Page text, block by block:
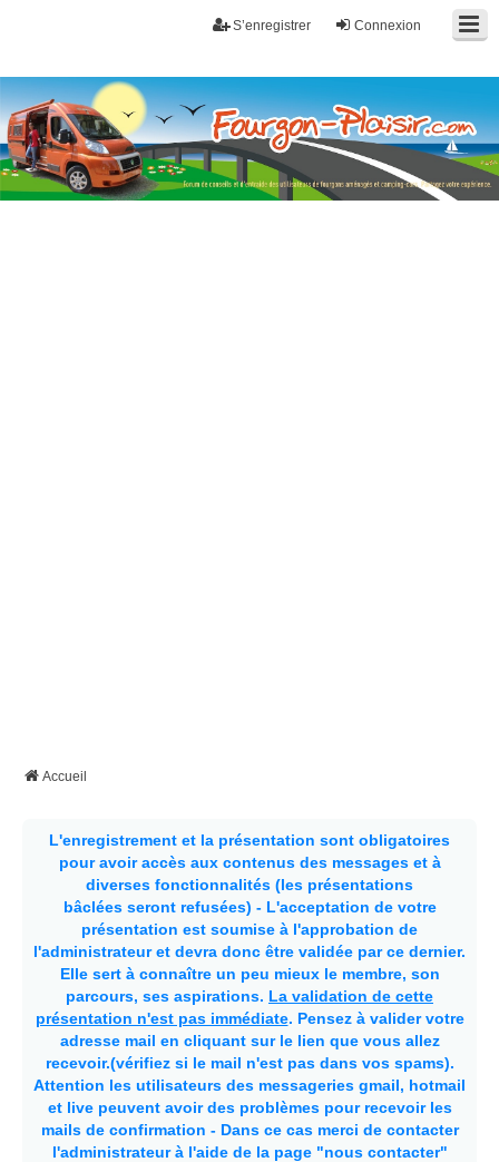
Connexion
S’enregistrer
Fourgon-plaisir.com
Forum de conseils et d'entraide des utilisateurs de fourgons, fourgons
aménagés, vans et de camping-car. Partagez votre expérience.
Accueil
L'enregistrement et la présentation sont obligatoires
pour avoir accès aux contenus des messages et à
diverses fonctionnalités (les présentations
bâclées seront refusées) - L'acceptation de votre
présentation est soumise à l'approbation de
l'administrateur et devra donc être validée par ce dernier.
Elle sert à connaître un peu mieux le membre, son
parcours, ses aspirations. La validation de cette
présentation n'est pas immédiate. Pensez à valider votre
adresse mail en cliquant sur le lien que vous allez
recevoir.(vérifiez si le mail n'est pas dans vos spams).
Attention les utilisateurs des messageries gmail, hotmail
et live peuvent avoir des problèmes pour recevoir les
mails de confirmation - Dans ce cas merci de contacter
l'administrateur à l'aide de la page "nous contacter"